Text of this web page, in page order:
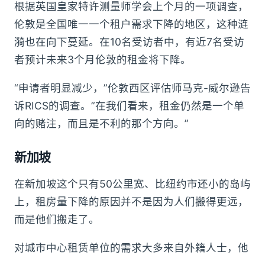
根据英国皇家特许测量师学会上个月的一项调查，
伦敦是全国唯一一个租户需求下降的地区，这种涟
漪也在向下蔓延。在10名受访者中，有近7名受访
者预计未来3个月伦敦的租金将下降。
“申请者明显减少，”伦敦西区评估师马克-威尔逊告
诉RICS的调查。”在我们看来，租金仍然是一个单
向的赌注，而且是不利的那个方向。”
新加坡
在新加坡这个只有50公里宽、比纽约市还小的岛屿
上，租房量下降的原因并不是因为人们搬得更远，
而是他们搬走了。
对城市中心租赁单位的需求大多来自外籍人士，他